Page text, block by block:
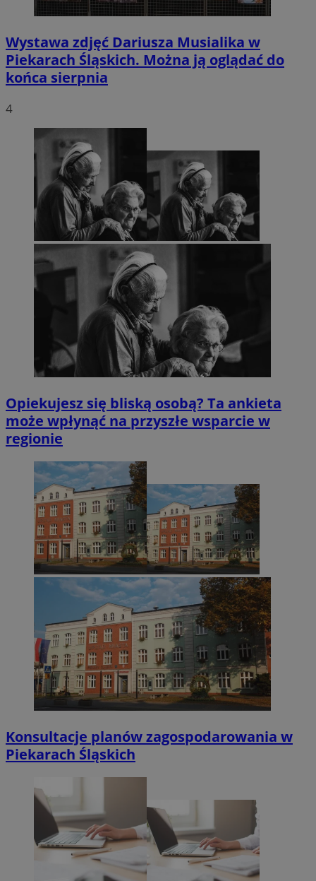
Wystawa zdjęć Dariusza Musialika w
Piekarach Śląskich. Można ją oglądać do
końca sierpnia
4
Opiekujesz się bliską osobą? Ta ankieta
może wpłynąć na przyszłe wsparcie w
regionie
Konsultacje planów zagospodarowania w
Piekarach Śląskich